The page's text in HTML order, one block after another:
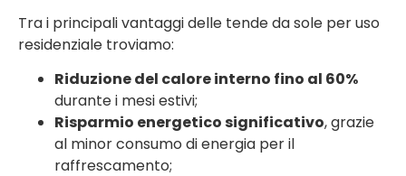
Tra i principali vantaggi delle tende da sole per uso
residenziale troviamo:
Riduzione del calore interno fino al 60%
durante i mesi estivi;
Risparmio energetico significativo, grazie
al minor consumo di energia per il
raffrescamento;